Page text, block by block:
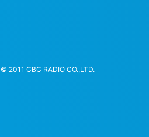
2011 CBC RADIO CO.,LTD.